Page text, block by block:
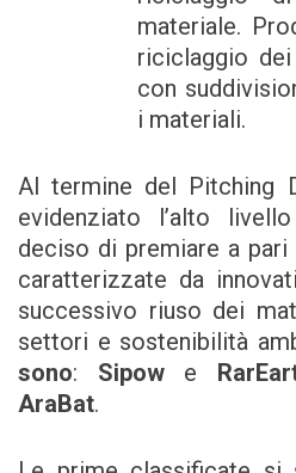
materiale.
riciclaggio
con
i materiali.
Al termine del Pitching
evidenziato l’alto
deciso di premiare a
caratterizzate da
successivo riuso dei
settori e sostenibilità
sono: Sipowe
AraBat.